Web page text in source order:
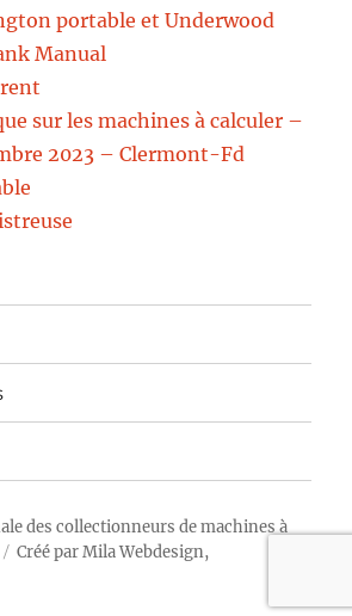
portable et Underwood
Manual
sur les machines à calculer –
2023 – Clermont-Fd
des collectionneurs de machines à
Créé parMila Webdesign,